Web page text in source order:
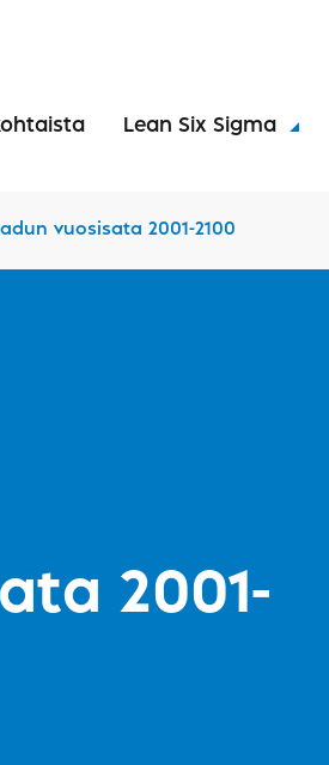
Lean Six Sigma
vuosisata 2001-2100
2001-